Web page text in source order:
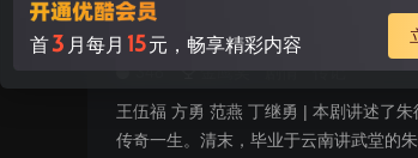
首3 月每月 15元，畅享精彩内容
朱德元帅
剧情 传记
王伍福 方勇 范燕 丁继勇 | 本剧讲述了
传奇一生。清末，毕业于云南讲武堂的朱